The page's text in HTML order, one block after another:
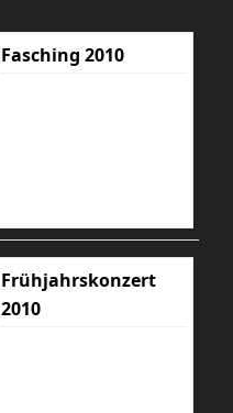
Fasching 2010
Frühjahrskonzert
2010